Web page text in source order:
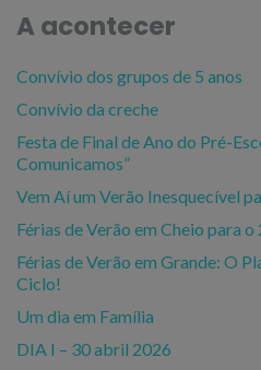
A acontecer
Convívio dos grupos de 5 anos
Convívio da creche
Festa de Final de Ano do Pré-
Comunicamos”
Vem Aí um Verão Inesquecível
Férias de Verão em Cheio para o
Férias de Verão em Grande: O
Ciclo!
Um dia em Família
DIA I – 30 abril 2026